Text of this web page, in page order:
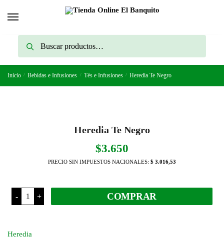
Buscar
Inicio / Bebidas e Infusiones / Tés e Infusiones / Heredia Te Negro
Heredia Te Negro
$3.650
PRECIO SIN IMPUESTOS NACIONALES: $ 3.016,53
-
Heredia
Te
Negro
+ COMPRAR
Heredia